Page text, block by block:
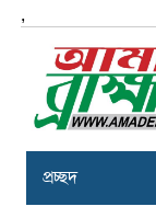
,
প্রচ্ছদ